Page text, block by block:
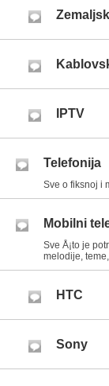
IPTV
Telefonija
Sve o fiksnoj i
Mobilni
Sve Å¡to je
melodije,
HTC
Sony